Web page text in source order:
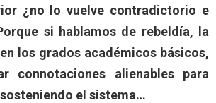
¿no lo vuelve contradictorio e
si hablamos de rebeldía, la
los grados académicos básicos,
connotaciones alienables para
el sistema…